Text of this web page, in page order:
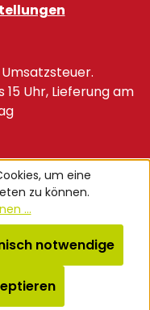
Uhr, Lieferung am
um eine
zu können.
...
notwendige